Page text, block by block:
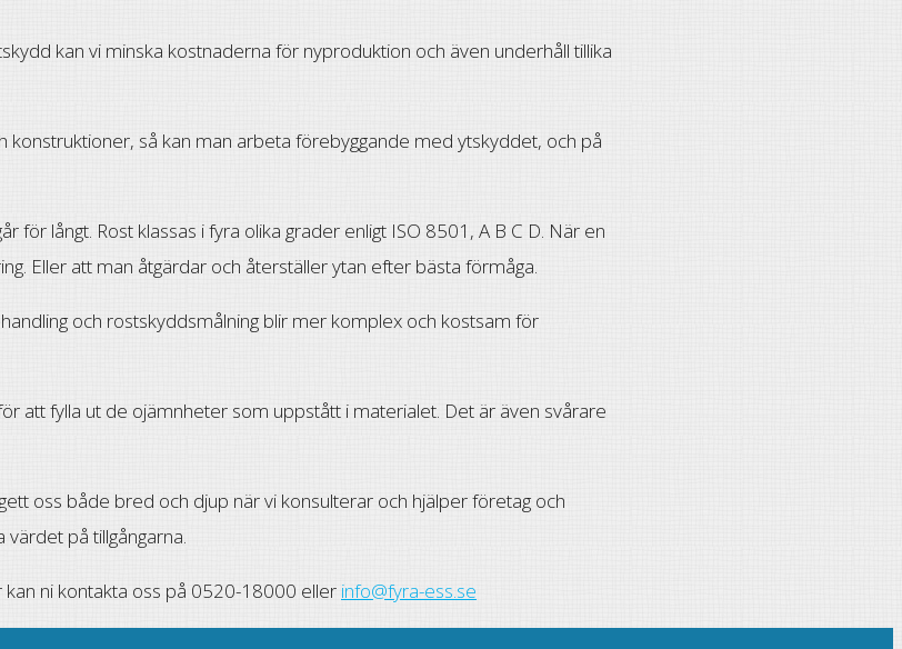
kan vi minska kostnaderna för nyproduktion och även underhåll tillika
så kan man arbeta förebyggande med ytskyddet, och på
långt. Rost klassas i fyra olika grader enligt ISO 8501, A B C D. När en
Eller att man åtgärdar och återställer ytan efter bästa förmåga.
och rostskyddsmålning blir mer komplex och kostsam för
att fylla ut de ojämnheter som uppstått i materialet. Det är även svårare
oss både bred och djup när vi konsulterar och hjälper företag och
på tillgångarna.
ni kontakta oss på 0520-18000 eller info@fyra-ess.se